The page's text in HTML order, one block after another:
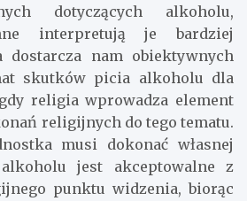
dotyczących alkoholu,
interpretują je bardziej
dostarcza nam obiektywnych
skutków picia alkoholu dla
religia wprowadza element
religijnych do tego tematu.
musi dokonać własnej
jest akceptowalne z
punktu widzenia, biorąc